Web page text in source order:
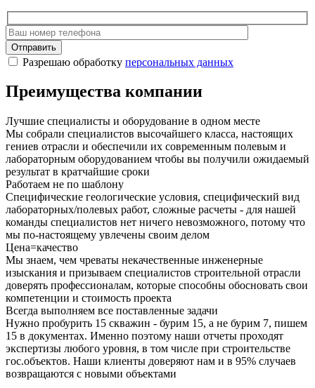
Отправить
Разрешаю обработку персональных данных
Преимущества компании
Лучшие специалисты и оборудование в одном месте
Мы собрали специалистов высочайшего класса, настоящих
гениев отрасли и обеспечили их современным полевым и
лабораторным оборудованием чтобы вы получили ожидаемый
результат в кратчайшие сроки
Работаем не по шаблону
Специфические геологические условия, специфический вид
лабораторных/полевых работ, сложные расчеты - для нашей
команды специалистов нет ничего невозможного, потому что
мы по-настоящему увлечены своим делом
Цена=качество
Мы знаем, чем чреваты некачественные инженерные
изыскания и призываем специалистов строительной отрасли
доверять профессионалам, которые способны обосновать свои
компетенции и стоимость проекта
Всегда выполняем все поставленные задачи
Нужно пробурить 15 скважин - бурим 15, а не бурим 7, пишем
15 в документах. Именно поэтому наши отчеты проходят
экспертизы любого уровня, в том числе при строительстве
гос.объектов. Наши клиенты доверяют нам и в 95% случаев
возвращаются с новыми объектами